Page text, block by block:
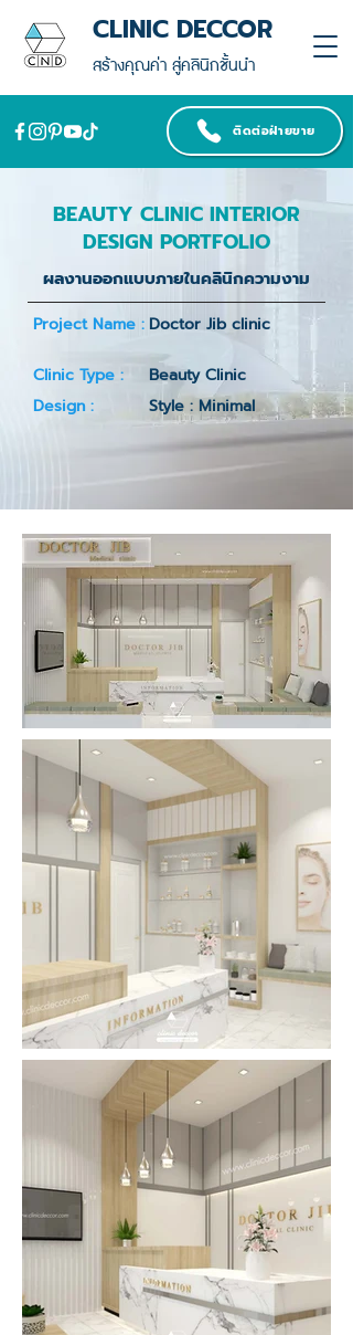
สร้างคุณค่า สู่คลินิกชั้นนำ
CLINIC DECCOR
ติดต่อฝ่ายขาย
BEAUTY CLINIC INTERIOR
DESIGN PORTFOLIO
ผลงานออกแบบภายในคลินิกความงาม
Project Name : Doctor Jib clinic
Clinic Type :
Beauty Clinic
Design :
Style : Minimal